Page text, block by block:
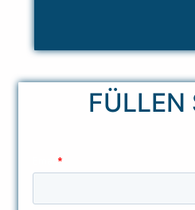
FÜLLEN